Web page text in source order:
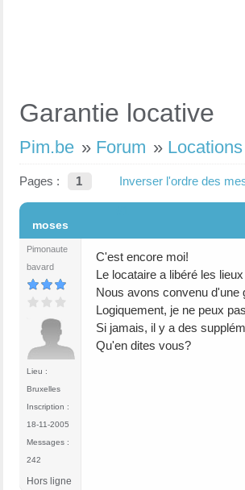
Garantie locative
Pim.be » Forum »
Pages : 1 Inverser l'ordre des
moses
Pimonaute
bavard
Lieu :
Bruxelles
Inscription :
18-11-2005
Messages :
242
C'est encore moi!
Le locataire a libéré les
Nous avons convenu d'une
Logiquement, je ne peux
Si jamais, il y a des
Qu'en dites vous?
Hors ligne